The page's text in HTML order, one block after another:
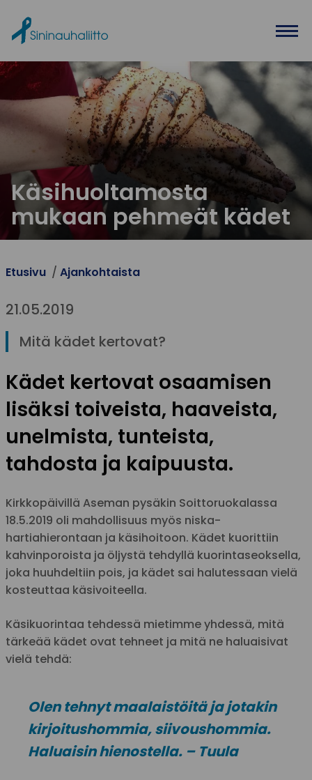
Käsihuoltamosta
mukaan pehmeät kädet
Etusivu Ajankohtaista
21.05.2019
Mitä kädet kertovat?
Kädet kertovat osaamisen
lisäksi toiveista, haaveista,
unelmista, tunteista,
tahdosta ja kaipuusta.
Kirkkopäivillä Aseman pysäkin Soittoruokalassa
18.5.2019 oli mahdollisuus myös niska-
hartiahierontaan ja käsihoitoon. Kädet kuorittiin
kahvinporoista ja öljystä tehdyllä kuorintaseoksella,
joka huuhdeltiin pois, ja kädet sai halutessaan vielä
kosteuttaa käsivoiteella.
Käsikuorintaa tehdessä mietimme yhdessä, mitä
tärkeää kädet ovat tehneet ja mitä ne haluaisivat
vielä tehdä:
Olen tehnyt maalaistöitä ja jotakin
kirjoitushommia, siivoushommia.
Haluaisin hienostella. – Tuula